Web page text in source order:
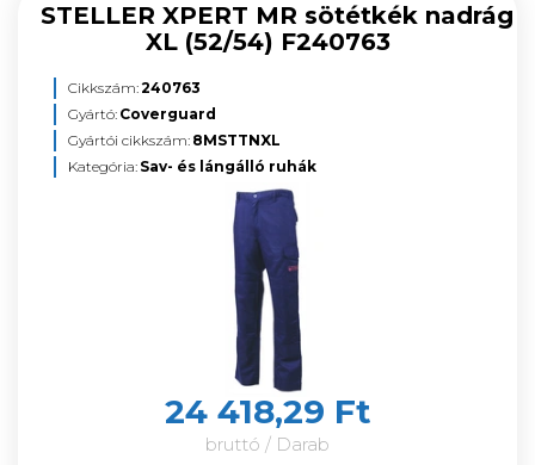
STELLER XPERT MR sötétkék nadrág
XL (52/54) F240763
Cikkszám:240763
Gyártó: Coverguard
Gyártói cikkszám: 8MSTTNXL
Kategória: Sav- és lángálló ruhák
24 418,29 Ft
bruttó / Darab